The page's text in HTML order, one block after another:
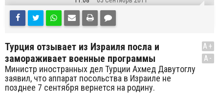
Турция отзывает из Израиля посла и
замораживает военные программы
Министр иностранных дел Турции Ахмед Давутоглу
заявил, что аппарат посольства в Израиле не
позднее 7 сентября вернется на родину.
A+
A-